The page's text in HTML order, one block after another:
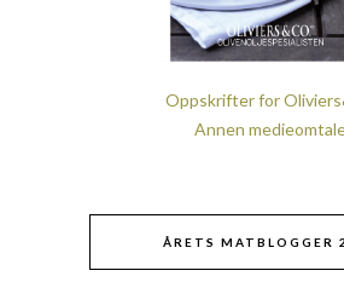
Oppskrifter for
Annen
ÅRETS MATBLOGGER